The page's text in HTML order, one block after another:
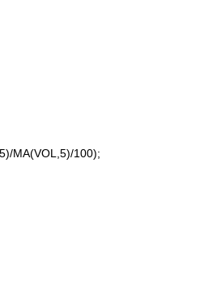
MA(VOL,5)/100);